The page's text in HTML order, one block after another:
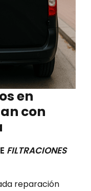
en
con
FILTRACIONES
reparación